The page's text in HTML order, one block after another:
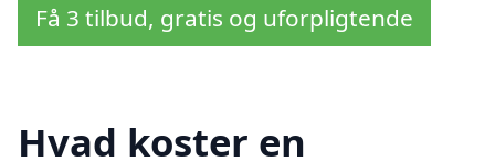
Få 3 tilbud, gratis og uforpligtende
Hvad koster en